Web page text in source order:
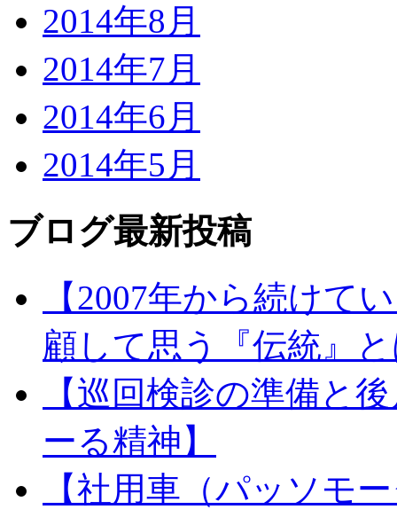
2014年8月
2014年7月
2014年6月
2014年5月
ブログ最新投稿
【2007年から続けて
顧して思う『伝統』
【巡回検診の準備と
ーる精神】
【社用車（パッソモ